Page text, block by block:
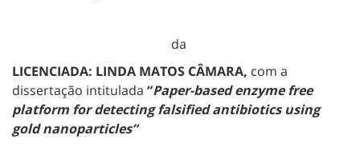
da
LICENCIADA: LINDA MATOS CÂMARA, com a
dissertação intitulada “Paper-based enzyme free
platform for detecting falsified antibiotics using
gold nanoparticles”